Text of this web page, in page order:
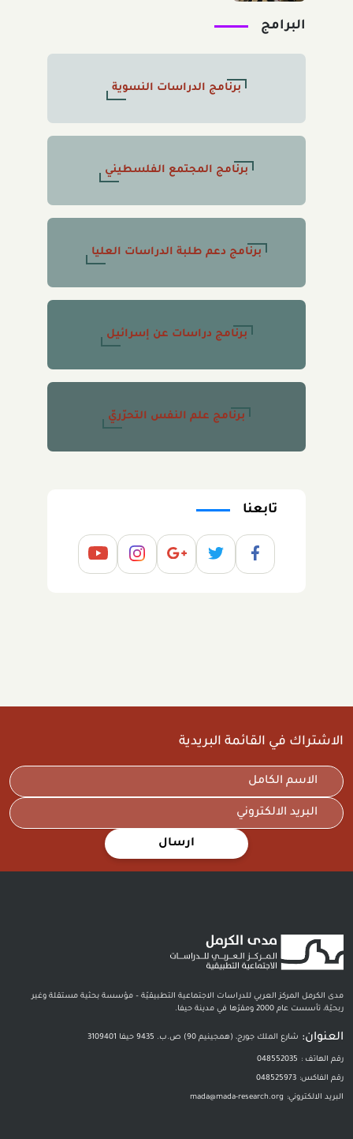
البرامج
برنامج الدراسات النسوية
برنامج المجتمع الفلسطيني
برنامج دعم طلبة الدراسات العليا
برنامج دراسات عن إسرائيل
برنامج علم النفس التحرّريّ
تابعنا
الاشتراك في القائمة البريدية
ارسال
مدى الكرمل المركز العربي للدراسات الاجتماعية التطبيقيّة – مؤسسة بحثية مستقلة وغير
ربحيّة، تأسست عام 2000 ومقرّها في مدينة حيفا.
العنوان: شارع الملك جورج، (همجينيم 90) ص.ب. 9435 حيفا 3109401
رقم الهاتف : 048552035
رقم الفاكس: 048525973
البريد الالكتروني: mada@mada-research.org